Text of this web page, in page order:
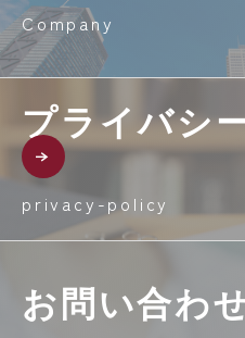
Company
プライバシ
privacy-policy
お問い合わ